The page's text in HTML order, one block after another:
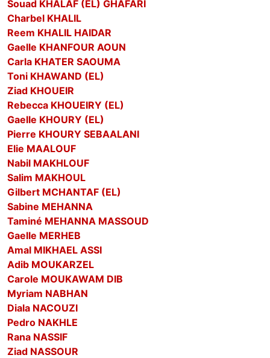
Souad KHALAF (EL) GHAFARI
Charbel KHALIL
Reem KHALIL HAIDAR
Gaelle KHANFOUR AOUN
Carla KHATER SAOUMA
Toni KHAWAND (EL)
Ziad KHOUEIR
Rebecca KHOUEIRY (EL)
Gaelle KHOURY (EL)
Pierre KHOURY SEBAALANI
Elie MAALOUF
Nabil MAKHLOUF
Salim MAKHOUL
Gilbert MCHANTAF (EL)
Sabine MEHANNA
Taminé MEHANNA MASSOUD
Gaelle MERHEB
Amal MIKHAEL ASSI
Adib MOUKARZEL
Carole MOUKAWAM DIB
Myriam NABHAN
Diala NACOUZI
Pedro NAKHLE
Rana NASSIF
Ziad NASSOUR